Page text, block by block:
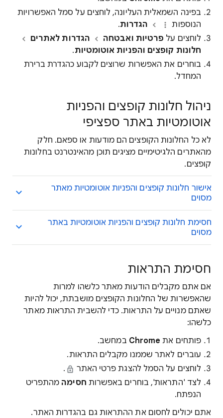
בפינה השמאלית העליונה, לוחצים על סמל האפשרויות
הנוספות
הגדרות.
לוחצים על פרטיות ואבטחה
הגדרות לאתרים
חלונות קופצים והפניות אוטומטיות.
בוחרים את האפשרות שרוצים לקבוע כהגדרת ברירת
המחדל.
ניהול חלונות קופצים והפניות
אוטומטיות באתר ספציפי
לא כל החלונות הקופצים הם מודעות או ספאם. חלק
מהאתרים הלגיטימיים מציגים תוכן מהאינטרנט בחלונות
קופצים.
אישור חלונות קופצים והפניות אוטומטיות מאתר
מסוים
חסימת חלונות קופצים והפניות אוטומטיות באתר
מסוים
חסימת התראות
אם אתם מקבלים הודעות מאתר כלשהו למרות
שהאפשרות של החלונות הקופצים מושבתת, יכול להיות
שאתם מנויים על התראות. כדי להשבית התראות מאתר
כלשהו:
פותחים את Chrome במחשב.
עוברים לאתר שממנו מקבלים התראות.
לוחצים על הסמל להצגת פרטי האתר
.
לצד 'התראות', בוחרים באפשרות חסימה מהתפריט
הנפתח.
אתם יכולים לחסום את ההתראות גם בהגדרות האתר.